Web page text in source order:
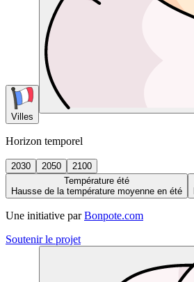
Villes
Horizon temporel
2030 2050
2100
Température été
Hausse de la température moyenne en été
Une initiative par Bonpote.com
Soutenir le projet